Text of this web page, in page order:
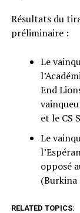
Résultats du
préliminaire :
Le
End
et le CS
Le
opposé
(Burkina
RELATED TOPICS: